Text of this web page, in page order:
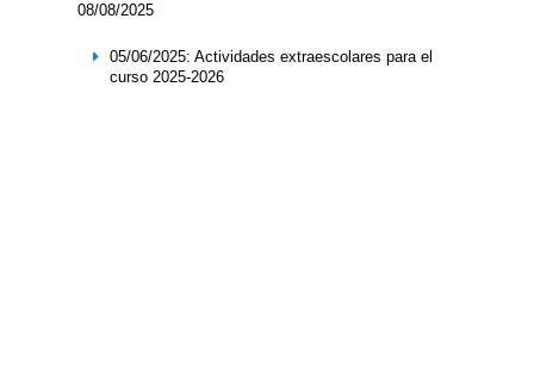
08/08/2025
05/06/2025: Actividades extraescolares para el
curso 2025-2026